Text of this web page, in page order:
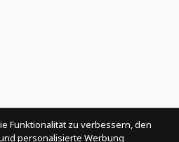
Funktionalität zu verbessern, den
personalisierte Werbung